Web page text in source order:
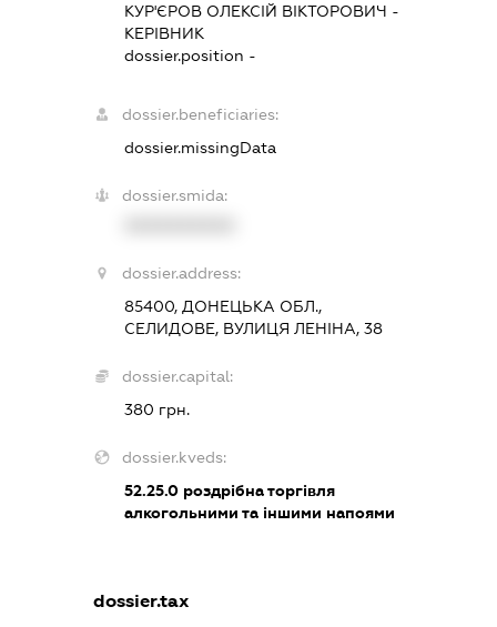
КУР'ЄРОВ ОЛЕКСІЙ ВІКТОРОВИЧ -
КЕРІВНИК
dossier.position -
dossier.beneficiaries:
dossier.missingData
dossier.smida:
dossier.address:
85400, ДОНЕЦЬКА ОБЛ.,
СЕЛИДОВЕ, ВУЛИЦЯ ЛЕНІНА, 38
dossier.capital:
380 грн.
dossier.kveds:
52.25.0роздрібна торгівля
алкогольними та іншими напоями
dossier.tax